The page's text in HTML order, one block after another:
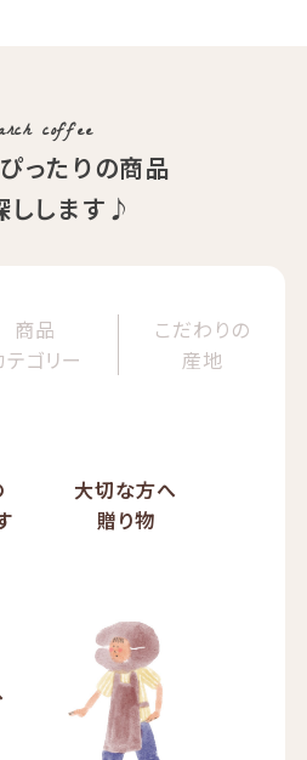
coffee
ったりの商品
しします♪
商品
テゴリー
こだわりの
産地
大切な方へ
贈り物